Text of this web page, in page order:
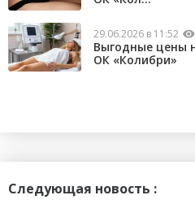
29.06.2026 в 11:52
Выгодные цены
ОК «Колибри»
Следующая новость :